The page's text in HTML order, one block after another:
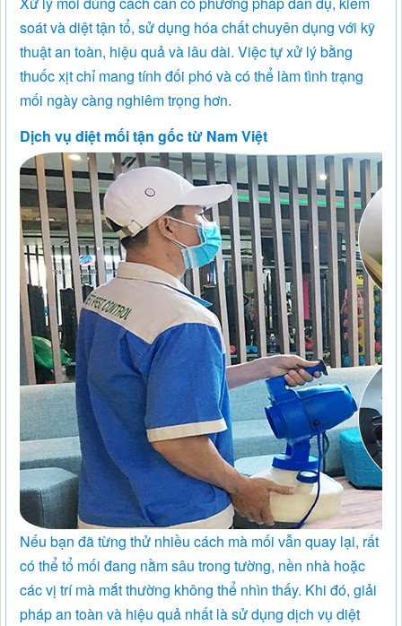
soát và diệt tận tổ, sử dụng hóa chất chuyên dụng với kỹ
thuật an toàn, hiệu quả và lâu dài. Việc tự xử lý bằng
thuốc xịt chỉ mang tính đối phó và có thể làm tình trạng
mối ngày càng nghiêm trọng hơn.
Dịch vụ diệt mối tận gốc từ Nam Việt
Nếu bạn đã từng thử nhiều cách mà mối vẫn quay lại, rất
có thể tổ mối đang nằm sâu trong tường, nền nhà hoặc
các vị trí mà mắt thường không thể nhìn thấy. Khi đó, giải
pháp an toàn và hiệu quả nhất là sử dụng dịch vụ diệt